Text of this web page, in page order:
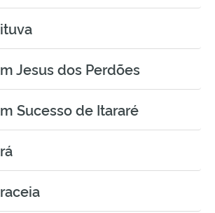
Jesus dos Perdões
Sucesso de Itararé